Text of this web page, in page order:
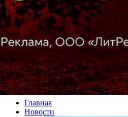
Главная
Новости